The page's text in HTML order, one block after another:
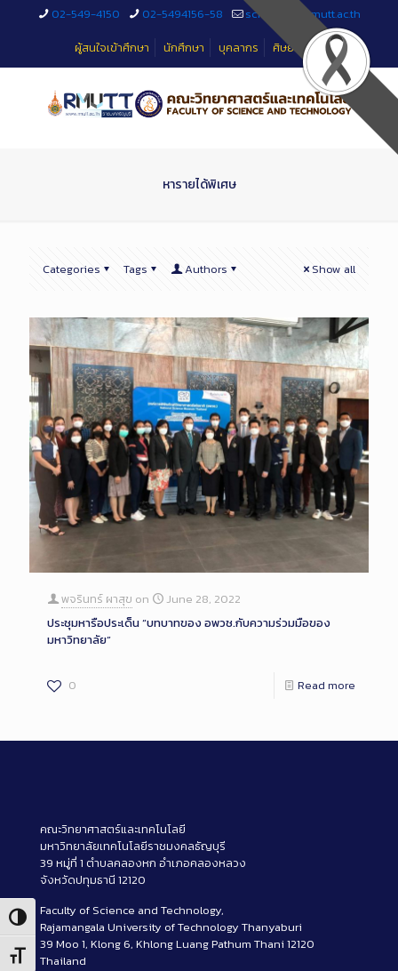
Toggle High Contrast
Toggle Font size
02-549-4150 02-5494156-58
sciteched@rmutt.ac.th
ผู้สนใจเข้าศึกษา
นักศึกษา บุคลากร ศิษย์เก่า
หารายได้พิเศษ
Categories Tags Authors Show all
พจรินทร์ ผาสุข on
June 28, 2022
ประชุมหารือประเด็น “บทบาทของ อพวช.กับความร่วมมือของ
มหาวิทยาลัย”
0 Read more
คณะวิทยาศาสตร์และเทคโนโลยี
มหาวิทยาลัยเทคโนโลยีราชมงคลธัญบุรี
39 หมู่ที่ 1 ตำบลคลองหก อำเภอคลองหลวง
จังหวัดปทุมธานี 12120
Faculty of Science and Technology,
Rajamangala University of Technology Thanyaburi
39 Moo 1, Klong 6, Khlong Luang Pathum Thani 12120
Thailand